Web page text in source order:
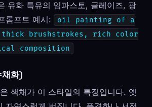
유화 특유의 임파스토, 글레이즈, 광
롬프트 예시:
oil painting of a
thick brushstrokes, rich color
composition
화)
색채가 이 스타일의 특징입니다. 엣